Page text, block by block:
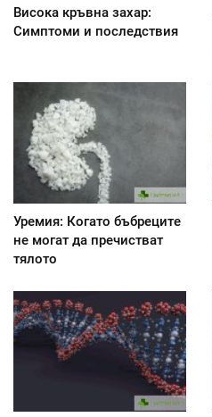
Висока кръвна захар:
Симптоми и последствия
Уремия: Когато бъбреците
не могат да пречистват
тялото